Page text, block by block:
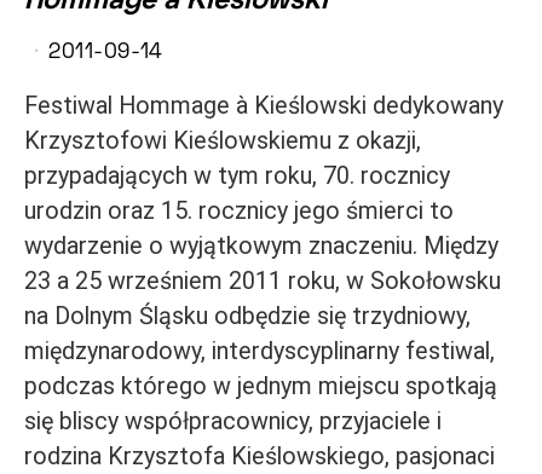
2011-09-14
Festiwal Hommage à Kieślowski dedykowany
Krzysztofowi Kieślowskiemu z okazji,
przypadających w tym roku, 70. rocznicy
urodzin oraz 15. rocznicy jego śmierci to
wydarzenie o wyjątkowym znaczeniu. Między
23 a 25 wrześniem 2011 roku, w Sokołowsku
na Dolnym Śląsku odbędzie się trzydniowy,
międzynarodowy, interdyscyplinarny festiwal,
podczas którego w jednym miejscu spotkają
się bliscy współpracownicy, przyjaciele i
rodzina Krzysztofa Kieślowskiego, pasjonaci